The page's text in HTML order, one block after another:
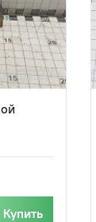
Купить